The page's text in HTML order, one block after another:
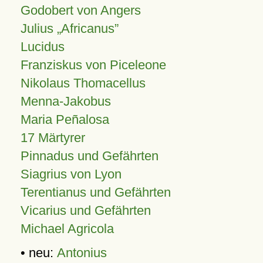
Godobert von Angers
Julius Africanus
Lucidus
Franziskus von Piceleone
Nikolaus Thomacellus
Menna-Jakobus
Maria Peñalosa
17 Märtyrer
Pinnadus und Gefährten
Siagrius von Lyon
Terentianus und Gefährten
Vicarius und Gefährten
Michael Agricola
• neu: Antonius